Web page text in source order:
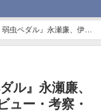
虫ペダル』永瀬廉、伊藤
説
ル』永瀬廉、
ュー・考察・